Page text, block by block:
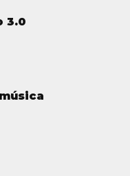
3.0